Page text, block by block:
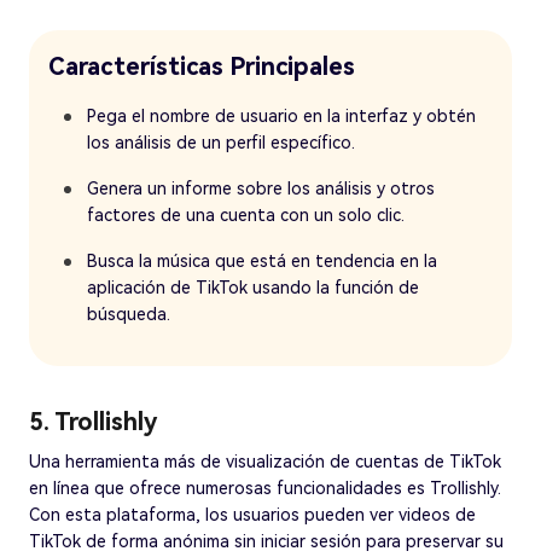
Características Principales
Pega el nombre de usuario en la interfaz y obtén
los análisis de un perfil específico.
Genera un informe sobre los análisis y otros
factores de una cuenta con un solo clic.
Busca la música que está en tendencia en la
aplicación de TikTok usando la función de
búsqueda.
5. Trollishly
Una herramienta más de visualización de cuentas de TikTok
en línea que ofrece numerosas funcionalidades es Trollishly.
Con esta plataforma, los usuarios pueden ver videos de
TikTok de forma anónima sin iniciar sesión para preservar su